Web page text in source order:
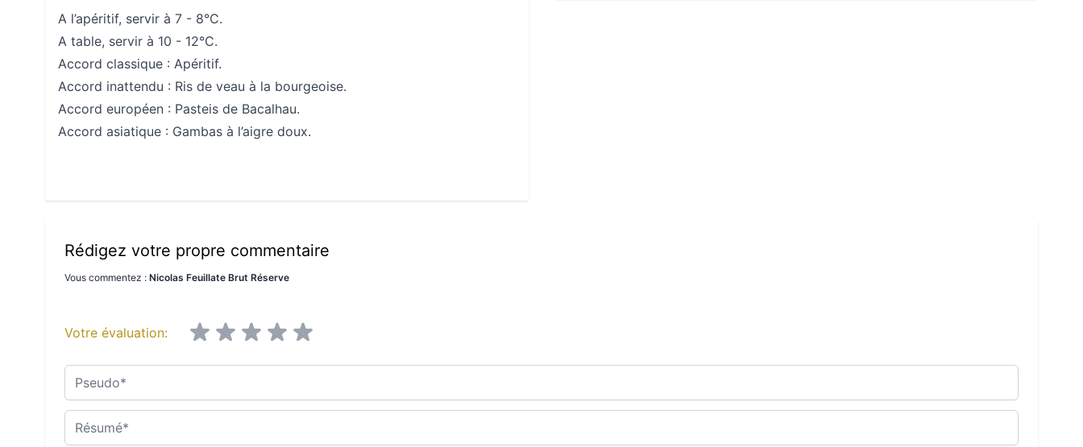
A l’apéritif, servir à 7 - 8°C.
A table, servir à 10 - 12°C.
Accord classique : Apéritif.
Accord inattendu : Ris de veau à la bourgeoise.
Accord européen : Pasteis de Bacalhau.
Accord asiatique : Gambas à l’aigre doux.
Rédigez votre propre commentaire
Vous commentez : Nicolas Feuillate Brut Réserve
Votre évaluation:
Pseudo
Résumé